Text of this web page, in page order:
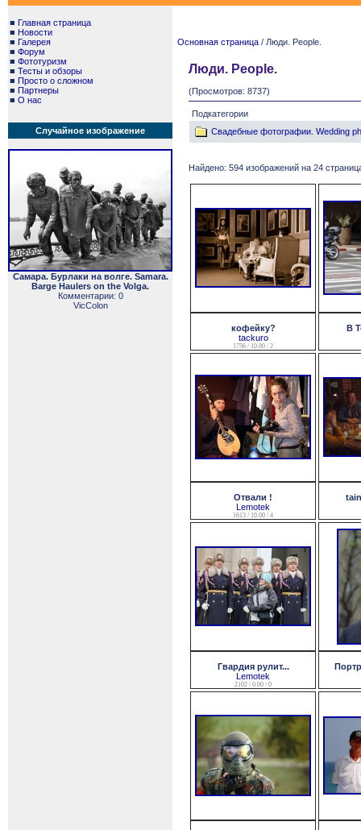
■ Главная страница
■ Новости
■ Галерея
■ Форум
■ Фототуризм
■ Тесты и обзоры
■ Просто о сложном
■ Партнеры
■ О нас
Случайное изображение
Самара. Бурлаки на волге. Samara.
Barge Haulers on the Volga.
Комментарии: 0
VicColon
Основная страница / Люди. People.
Люди. People.
(Просмотров: 8737)
Подкатегории
Свадебные фотографии. Wedding
Найдено: 594 изображений на 24
кофейку?
tackuro
1756 / 10.00 / 2
В
Отвали !
Lemotek
1613 / 10.00 / 4
Гвардия рулит...
Lemotek
2102 / 0.00 / 0